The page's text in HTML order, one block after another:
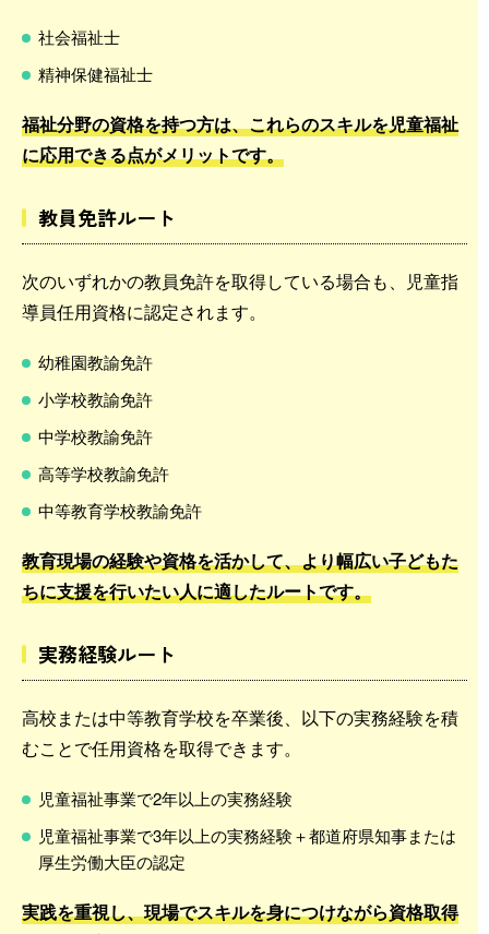
社会福祉士
精神保健福祉士
福祉分野の資格を持つ方は、これらのスキルを児童福祉
に応用できる点がメリットです。
教員免許ルート
次のいずれかの教員免許を取得している場合も、児童指
導員任用資格に認定されます。
幼稚園教諭免許
小学校教諭免許
中学校教諭免許
高等学校教諭免許
中等教育学校教諭免許
教育現場の経験や資格を活かして、より幅広い子どもた
ちに支援を行いたい人に適したルートです。
実務経験ルート
高校または中等教育学校を卒業後、以下の実務経験を積
むことで任用資格を取得できます。
児童福祉事業で2年以上の実務経験
児童福祉事業で3年以上の実務経験＋都道府県知事または
厚生労働大臣の認定
実践を重視し、現場でスキルを身につけながら資格取得